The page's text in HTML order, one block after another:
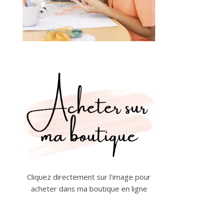
Cliquez directement sur l'image pour
acheter dans ma boutique en ligne